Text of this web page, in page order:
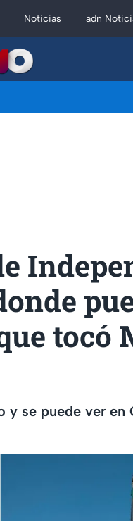
Noticias adn
tocó
se puede ver en